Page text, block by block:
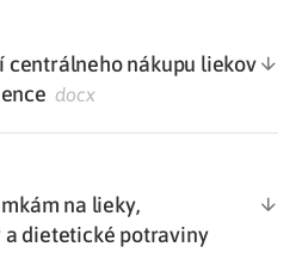
centrálneho nákupu liekov
docx
na lieky,
dietetické potraviny